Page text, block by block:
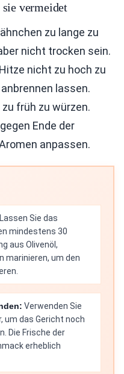
vermeidet
zu lange zu
nicht trocken sein.
nicht zu hoch zu
lassen.
früh zu würzen.
Ende der
anpassen.
Lassen Sie das
mindestens 30
aus Olivenöl,
marinieren, um den
Verwenden Sie
um das Gericht noch
Die Frische der
erheblich